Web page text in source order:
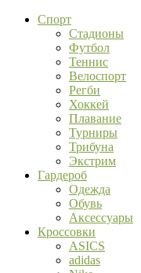
Спорт
Стадионы
Футбол
Теннис
Велоспорт
Регби
Хоккей
Плавание
Турниры
Трибуна
Экстрим
Гардероб
Одежда
Обувь
Аксессуары
Кроссовки
ASICS
adidas